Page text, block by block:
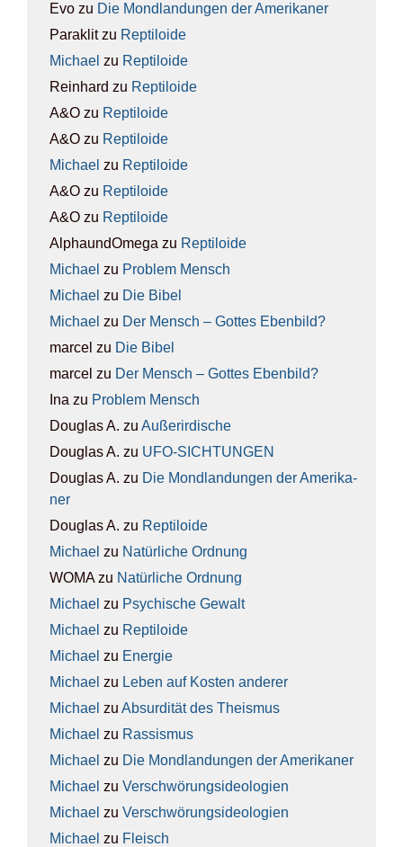
Evo zu Die Mond­lan­dun­gen der Ame­ri­ka­ner
Paraklitzu Rep­ti­lo­ide
Michael zu Rep­ti­lo­ide
Reinhard zu Rep­ti­lo­ide
A&O zu Rep­ti­lo­ide
A&O zu Rep­ti­lo­ide
Michael zu Rep­ti­lo­ide
A&O zu Rep­ti­lo­ide
A&O zu Rep­ti­lo­ide
AlphaundOmega zu Rep­ti­lo­ide
Michael zu Pro­blem Mensch
Michael zu Die Bibel
Michael zu Der Mensch – Got­tes Eben­bild?
marcel zu Die Bibel
marcel zu Der Mensch – Got­tes Eben­bild?
Ina zu Pro­blem Mensch
Douglas A. zu Außer­ir­di­sche
Douglas A. zu UFO-SICH­TUN­GEN
Douglas A. zu Die Mond­lan­dun­gen der Ame­ri­ka­
ner
Douglas A. zu Rep­ti­lo­ide
Michael zu Natür­li­che Ord­nung
WOMAzu Natür­li­che Ord­nung
Michael zu Psy­chi­sche Gewalt
Michael zu Rep­ti­lo­ide
Michael zu Ener­gie
Michael zu Leben auf Kos­ten ande­rer
Michael zu Absur­di­tät des The­is­mus
Michael zu Ras­sis­mus
Michael zu Die Mond­lan­dun­gen der Ame­ri­ka­ner
Michael zu Ver­schwö­rungs­ideo­lo­gien
Michael zu Ver­schwö­rungs­ideo­lo­gien
Michael zu Fleisch